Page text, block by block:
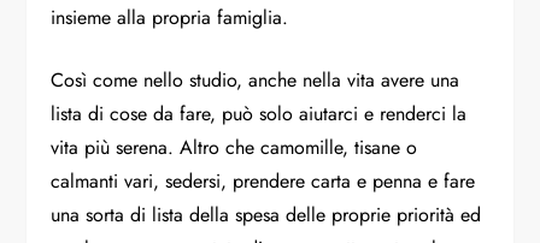
insieme alla propria famiglia.
Così come nello studio, anche nella vita avere una
lista di cose da fare, può solo aiutarci e renderci la
vita più serena. Altro che camomille, tisane o
calmanti vari, sedersi, prendere carta e penna e fare
una sorta di lista della spesa delle proprie priorità ed